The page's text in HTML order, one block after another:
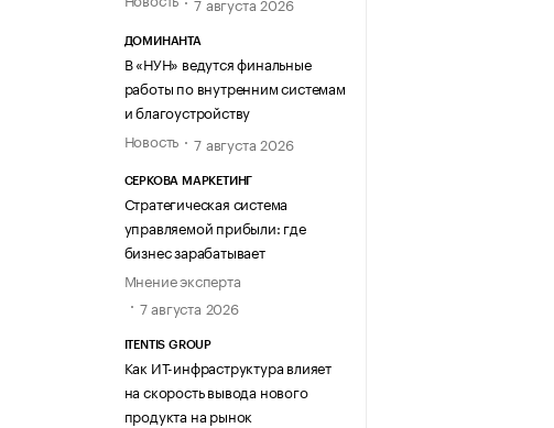
ДОМИНАНТА
В «НУН» ведутся финальные
работы по внутренним системам
и благоустройству
Новость
7 августа 2026
СЕРКОВА МАРКЕТИНГ
Стратегическая система
управляемой прибыли: где
бизнес зарабатывает
Мнение эксперта
7 августа 2026
ITENTIS GROUP
Как ИТ-инфраструктура влияет
на скорость вывода нового
продукта на рынок